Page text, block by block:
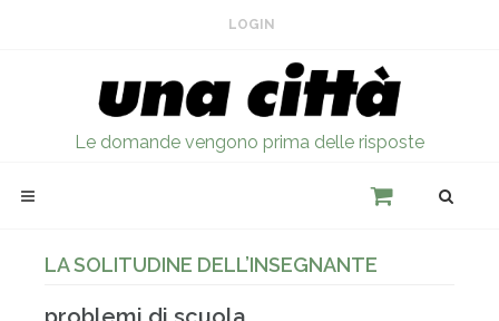
LOGIN
Le domande vengono prima delle risposte
LA SOLITUDINE DELL’INSEGNANTE